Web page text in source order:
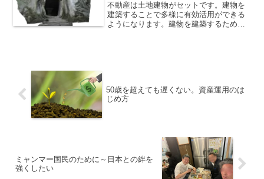
不動産は土地建物がセットです。建物を
建築することで多様に有効活用ができる
ようになります。建物を建築するための
50歳を超えても遅くない。資産運用のは
じめ方
ミャンマー国民のために～日本との絆を
強くしたい